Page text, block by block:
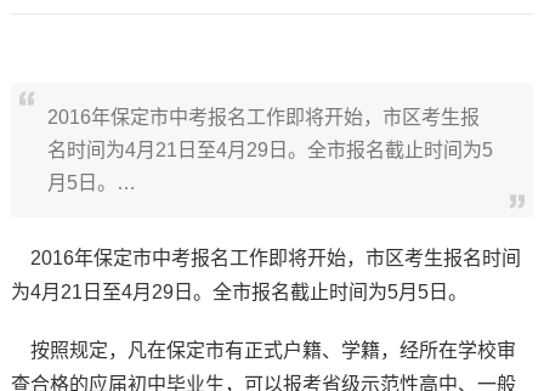
2016年保定市中考报名工作即将开始，市区考生报
名时间为4月21日至4月29日。全市报名截止时间为5
月5日。…
2016年保定市中考报名工作即将开始，市区考生报名时间
为4月21日至4月29日。全市报名截止时间为5月5日。
按照规定，凡在保定市有正式户籍、学籍，经所在学校审
查合格的应届初中毕业生，可以报考省级示范性高中、一般